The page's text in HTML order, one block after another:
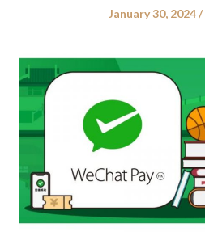
Posted
January 30, 2024